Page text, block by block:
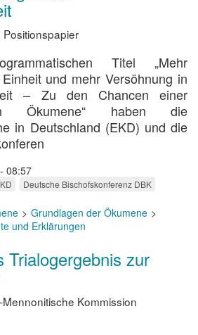
Titel „Mehr
und mehr Versöhnung in
– Zu den Chancen einer
Ökumene“ haben die
in Deutschland (EKD) und die
08:57
Deutsche Bischofskonferenz DBK
Grundlagen der Ökumene
und Erklärungen
Trialogergebnis zur
Kommission